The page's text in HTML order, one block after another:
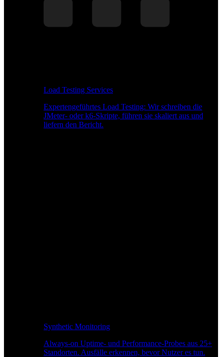
Load Testing Services
Expertengeführtes Load Testing: Wir schreiben die
JMeter- oder k6-Skripte, führen sie skaliert aus und
liefern den Bericht.
Synthetic Monitoring
Always-on Uptime- und Performance-Probes aus 25+
Standorten. Ausfälle erkennen, bevor Nutzer es tun.